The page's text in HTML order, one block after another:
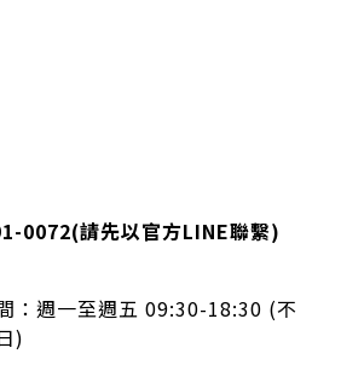
0072(請先以官方LINE聯繫)
： 週一至週五 09:30-18:30 (不
)